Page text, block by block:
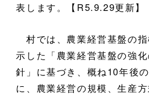
表します。【R5.9.29更新】
村では、農業経営基盤の
示した「農業経営基盤の強
針」に基づき、概ね10年後
に、農業経営の規模、生産